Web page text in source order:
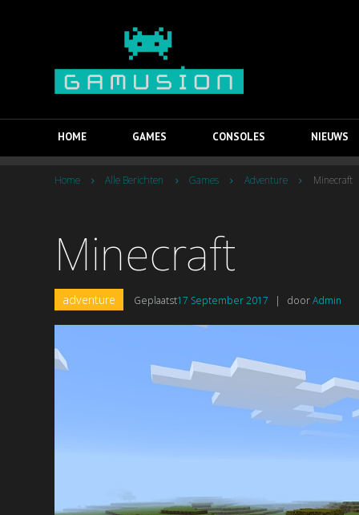
HOME GAMES CONSOLES NIEUWS
Home Alle Berichten Games Adventure Minecraft
Minecraft
adventure Geplaatst17 September 2017 | doorAdmin